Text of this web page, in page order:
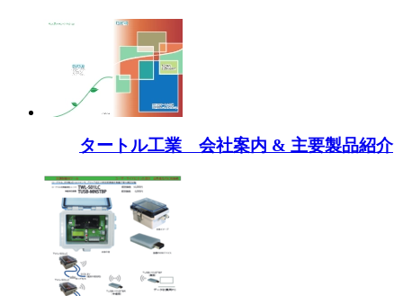
タートル工業 会社案内 & 主要製品紹介